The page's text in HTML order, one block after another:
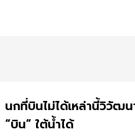
นกที่บินไม่ได้เหล่านี้วิวัฒน
“บิน” ใต้น้ำได้